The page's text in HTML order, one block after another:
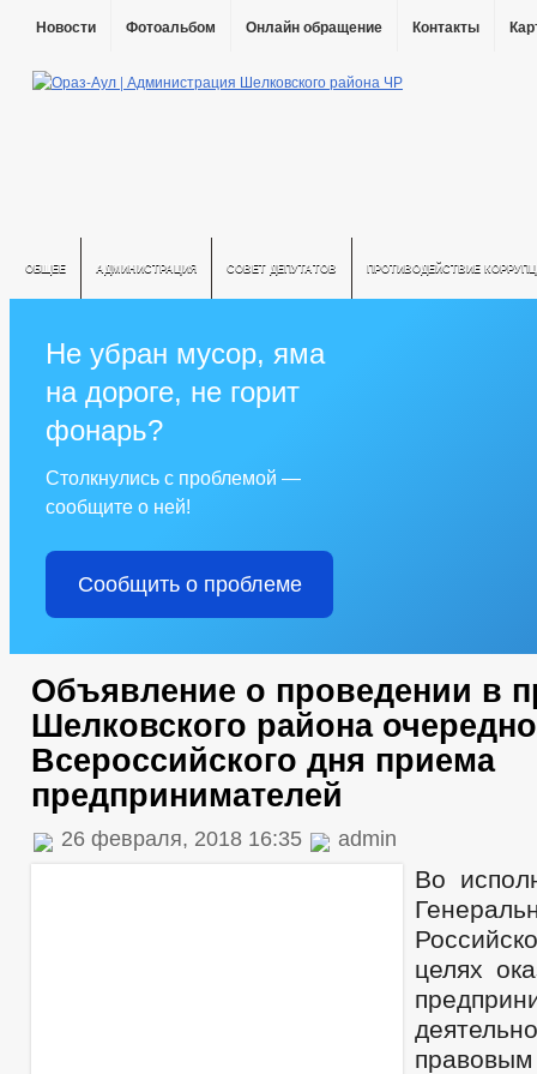
Новости Фотоальбом Онлайн обращение Контакты
ОБЩЕЕ АДМИНИСТРАЦИЯ СОВЕТ ДЕПУТАТОВ ПРОТИВОДЕЙСТВИЕ
Не убран мусор, яма
на дороге, не горит
фонарь?
Столкнулись с проблемой —
сообщите о ней!
Сообщить о проблеме
Объявление о проведении в
Шелковского района
Всероссийского дня приема
предпринимателей
26 февраля, 2018 16:35 admin
Во
целях